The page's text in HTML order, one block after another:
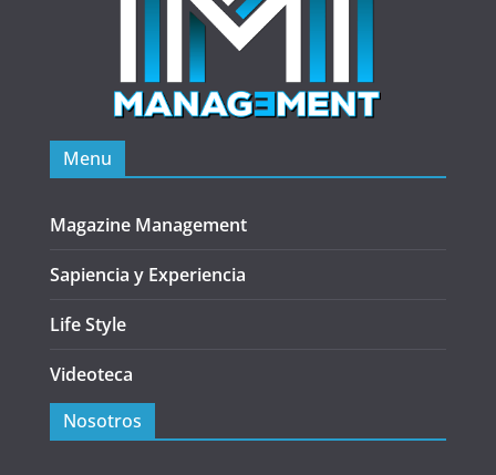
Menu
Magazine Management
Sapiencia y Experiencia
Life Style
Videoteca
Nosotros